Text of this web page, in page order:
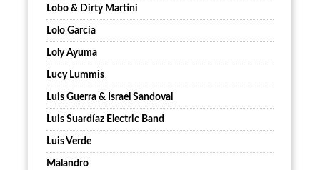
Lobo & Dirty Martini
Lolo García
Loly Ayuma
Lucy Lummis
Luis Guerra & Israel Sandoval
Luis Suardíaz Electric Band
Luis Verde
Malandro